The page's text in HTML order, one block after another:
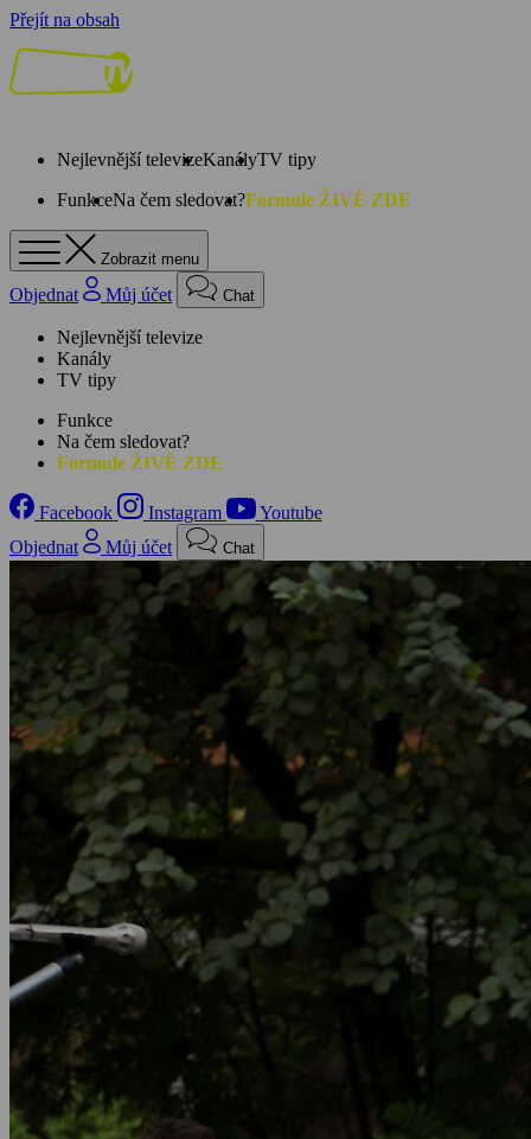
Přejít na obsah
Nejlevnější televizeKanályTV tipy
FunkceNa čem sledovat?Formule ŽIVĚ ZDE
Zobrazit menu
Objednat Můj účet Chat
Nejlevnější televize
Kanály
TV tipy
Funkce
Na čem sledovat?
Formule ŽIVĚ ZDE
Facebook Instagram
Youtube
Objednat
Můj účet Chat